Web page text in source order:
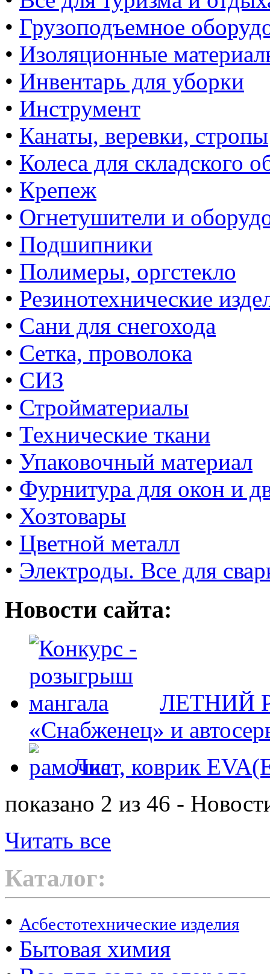
• Грузоподъемное
• Изоляционные
• Инвентарь для уборки
• Инструмент
• Канаты, веревки, стропы
• Колеса для складского
• Крепеж
• Огнетушители и
• Подшипники
• Полимеры, оргстекло
• Резинотехнические
• Сани для снегохода
• Сетка, проволока
• СИЗ
• Стройматериалы
• Технические ткани
• Упаковочный материал
• Фурнитура для окон и
• Хозтовары
• Цветной металл
• Электроды. Все для
Новости сайта:
ЛЕТНИЙ
«Снабженец» и
Лист, коврик
показано 2 из 46 -
Читать все
Каталог:
• Асбестотехнические изделия
• Бытовая химия